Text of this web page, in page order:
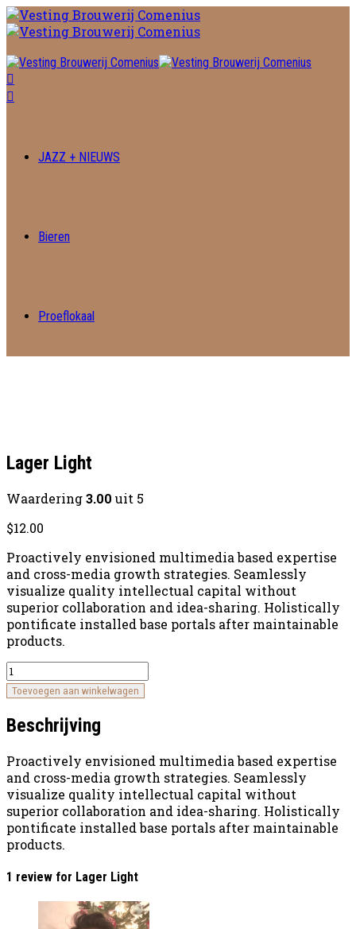
JAZZ + NIEUWS
Bieren
Proeflokaal
Lager Light
Waardering3.00 uit 5
$12.00
Proactively envisioned multimedia based expertise
and cross-media growth strategies. Seamlessly
visualize quality intellectual capital without
superior collaboration and idea-sharing. Holistically
pontificate installed base portals after maintainable
products.
Quantity
Toevoegen aan winkelwagen
Beschrijving
Proactively envisioned multimedia based expertise
and cross-media growth strategies. Seamlessly
visualize quality intellectual capital without
superior collaboration and idea-sharing. Holistically
pontificate installed base portals after maintainable
products.
1 review for Lager Light